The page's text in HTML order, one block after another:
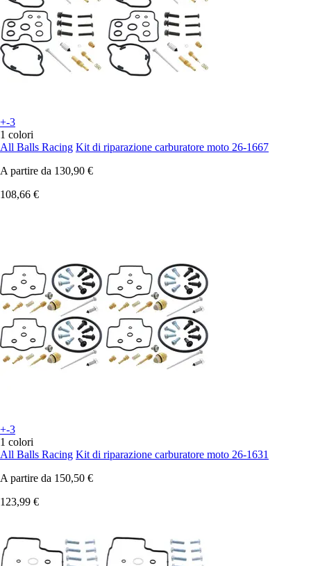
+-3
1 colori
All Balls Racing Kit di riparazione carburatore moto 26-1667
A partire da 130,90 €
108,66 €
+-3
1 colori
All Balls Racing Kit di riparazione carburatore moto 26-1631
A partire da 150,50 €
123,99 €